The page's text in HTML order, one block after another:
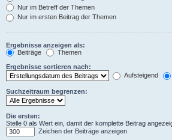
Nur im Betreff der Themen
Nur im ersten Beitrag der Themen
Ergebnisse anzeigen als:
Beiträge
Themen
Ergebnisse sortieren nach:
Aufsteigend
Suchzeitraum begrenzen:
Die ersten:
Stelle 0 als Wert ein, damit der komplette Beitrag
Zeichen der Beiträge anzeigen